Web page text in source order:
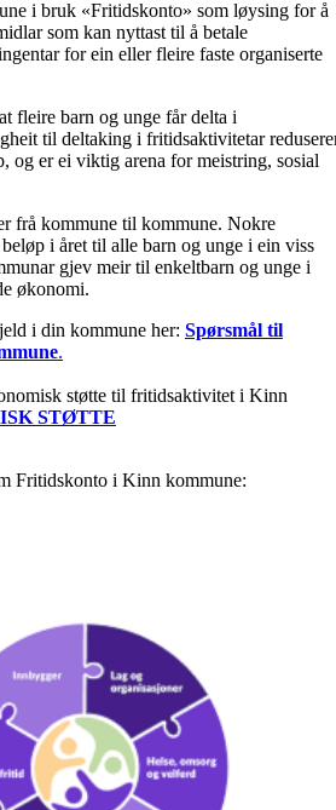
i bruk «Fritidskonto» som løysing for å
som kan nyttast til å betale
for ein eller fleire faste organiserte
fleire barn og unge får delta i
til deltaking i fritidsaktivitetar
og er ei viktig arena for meistring, sosial
frå kommune til kommune. Nokre
i året til alle barn og unge i ein viss
gjev meir til enkeltbarn og unge i
økonomi.
i din kommune her: Spørsmål til
.
støtte til fritidsaktivitet i Kinn
STØTTE
Fritidskonto i Kinn kommune: